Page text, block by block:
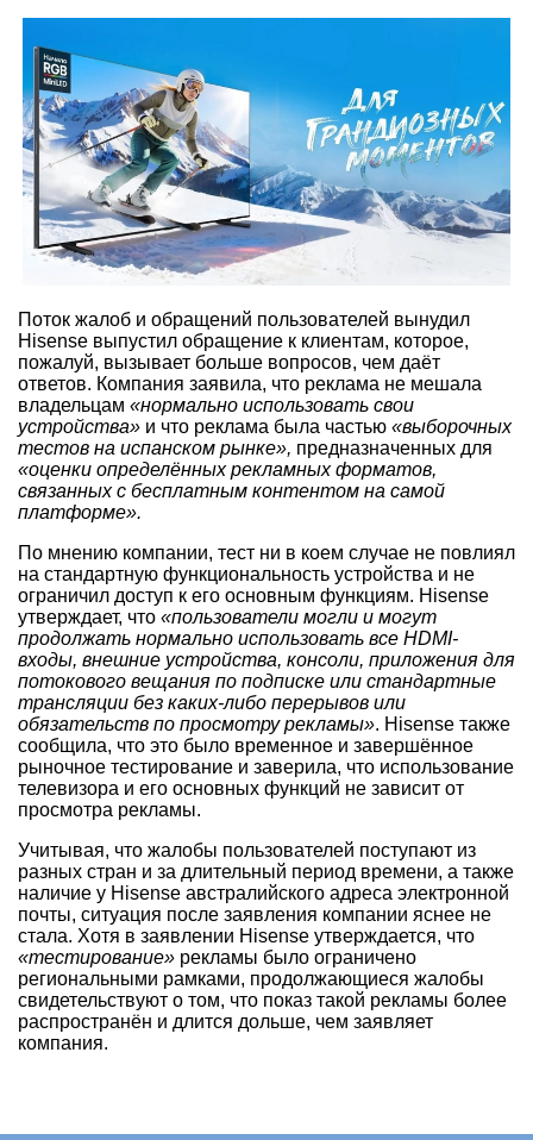
Поток жалоб и обращений пользователей вынудил
Hisense выпустил обращение к клиентам, которое,
пожалуй, вызывает больше вопросов, чем даёт
ответов. Компания заявила, что реклама не мешала
владельцам «нормально использовать свои
устройства» и что реклама была частью «выборочных
тестов на испанском рынке», предназначенных для
«оценки определённых рекламных форматов,
связанных с бесплатным контентом на самой
платформе».
По мнению компании, тест ни в коем случае не повлиял
на стандартную функциональность устройства и не
ограничил доступ к его основным функциям. Hisense
утверждает, что «пользователи могли и могут
продолжать нормально использовать все HDMI-
входы, внешние устройства, консоли, приложения для
потокового вещания по подписке или стандартные
трансляции без каких-либо перерывов или
обязательств по просмотру рекламы». Hisense также
сообщила, что это было временное и завершённое
рыночное тестирование и заверила, что использование
телевизора и его основных функций не зависит от
просмотра рекламы.
Учитывая, что жалобы пользователей поступают из
разных стран и за длительный период времени, а также
наличие у Hisense австралийского адреса электронной
почты, ситуация после заявления компании яснее не
стала. Хотя в заявлении Hisense утверждается, что
«тестирование» рекламы было ограничено
региональными рамками, продолжающиеся жалобы
свидетельствуют о том, что показ такой рекламы более
распространён и длится дольше, чем заявляет
компания.